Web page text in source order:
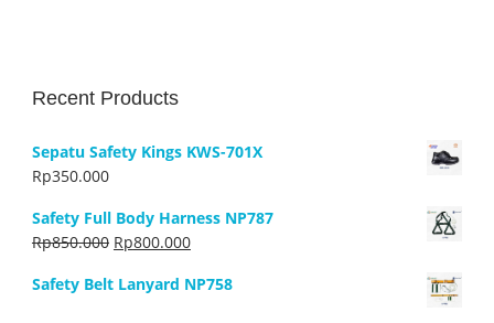
Recent Products
Sepatu Safety Kings KWS-701X
Rp350.000
Safety Full Body Harness NP787
Rp850.000 Harga
adalah:
Rp800.000Harga
ini
Safety Belt Lanyard NP758